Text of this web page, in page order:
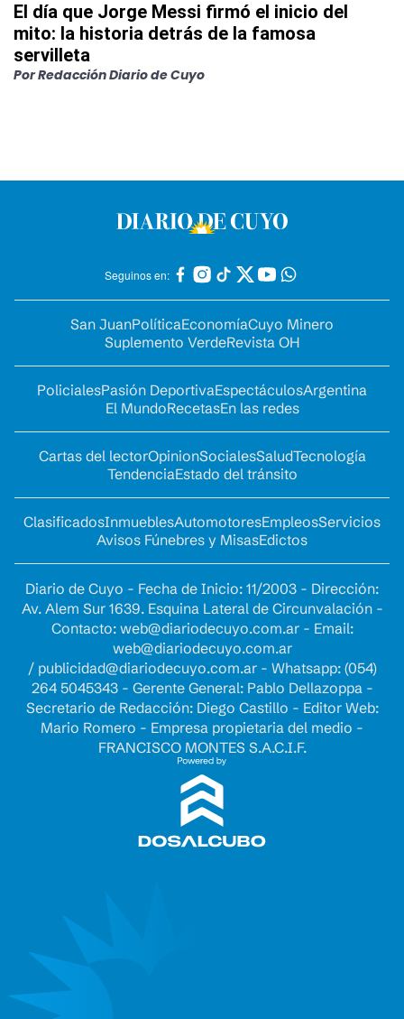
El día que Jorge Messi firmó el inicio del
mito: la historia detrás de la famosa
servilleta
PorRedacción Diario de Cuyo
Seguinos en:
San JuanPolíticaEconomíaCuyo Minero
Suplemento VerdeRevista OH
PolicialesPasión DeportivaEspectáculosArgentina
El MundoRecetasEn las redes
Cartas del lectorOpinionSocialesSaludTecnología
TendenciaEstado del tránsito
ClasificadosInmueblesAutomotoresEmpleosServicios
Avisos Fúnebres y MisasEdictos
Diario de Cuyo - Fecha de Inicio: 11/2003 - Dirección:
Av. Alem Sur 1639. Esquina Lateral de Circunvalación -
Contacto: web@diariodecuyo.com.ar- Email:
web@diariodecuyo.com.ar
/ publicidad@diariodecuyo.com.ar- Whatsapp: (054)
264 5045343 - Gerente General: Pablo Dellazoppa -
Secretario de Redacción: Diego Castillo - Editor Web:
Mario Romero - Empresa propietaria del medio -
FRANCISCO MONTES S.A.C.I.F.